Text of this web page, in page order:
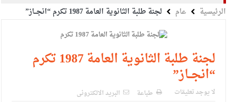
الجيش يفتح باب التجنيد لحملة البكالوريوس في الحقوق والقانون
بيان اجتماع عمّان:دعم الوصاية الهاشمية التاريخية على المقدسات
الإسلامية والمسيحية
النواب يقر مشروع تعديل قانون الملكية العقارية
الرئيسية عام لجنة طلبة الثانوية العامة 1987 تكرم “انجــاز”
لجنة طلبة الثانوية العامة 1987 تكرم
“انجــاز”
لا يوجد تعليقات طباعة البريد الالكترونى